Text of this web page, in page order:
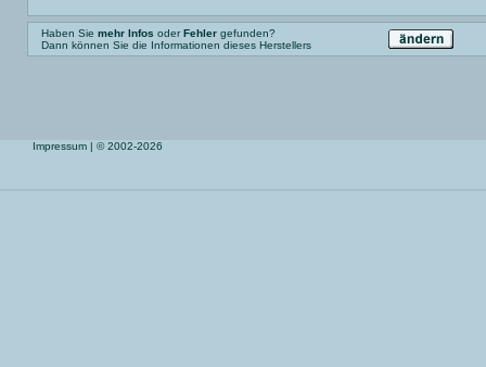
Haben Sie mehr Infos oderFehler gefunden?
Dann können Sie die Informationen dieses Herstellers
Impressum | © 2002-2026